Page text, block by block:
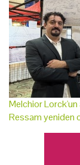
Melchior Lorck'un
Ressam yeniden